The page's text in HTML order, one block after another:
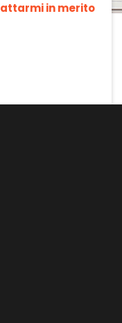
in merito